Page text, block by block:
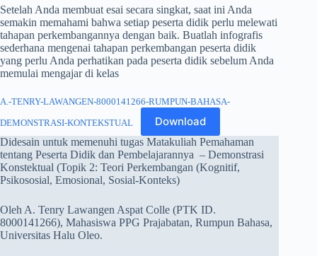
Setelah Anda membuat esai secara singkat, saat ini Anda
semakin memahami bahwa setiap peserta didik perlu melewati
tahapan perkembangannya dengan baik. Buatlah infografis
sederhana mengenai tahapan perkembangan peserta didik
yang perlu Anda perhatikan pada peserta didik sebelum Anda
memulai mengajar di kelas
A.-TENRY-LAWANGEN-8000141266-RUMPUN-BAHASA-
DEMONSTRASI-KONTEKSTUAL Download
Didesain untuk memenuhi tugas Matakuliah Pemahaman
tentang Peserta Didik dan Pembelajarannya – Demonstrasi
Konstektual (Topik 2: Teori Perkembangan (Kognitif,
Psikososial, Emosional, Sosial-Konteks)
Oleh A. Tenry Lawangen Aspat Colle (PTK ID.
8000141266), Mahasiswa PPG Prajabatan, Rumpun Bahasa,
Universitas Halu Oleo.